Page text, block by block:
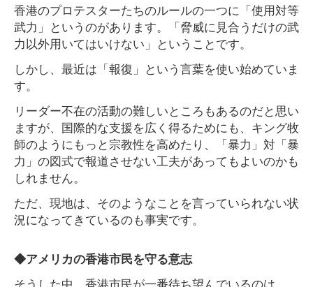
香港のプロテスターたちのルールの一つに「使用対等
武力」というのがあります。「脅威に見合うだけの武
力以外用いてはいけない」ということです。
しかし、最近は「報復」という言葉を使い始めていま
す。
リーダー不在の活動の難しいところもあるのだと思い
ますが、国際的な支援を広く得るためにも、キング牧
師のようにもっと宗教性を高めたり、「暴力」対「暴
力」の図式で報道させない工夫があってもよいのかも
しれません。
ただ、現地は、そのようなことを言っていられない状
況になってきているのも事実です。
◆アメリカの香港市民を守る意志
そうした中、香港市民が一番待ち望んでいるのは、